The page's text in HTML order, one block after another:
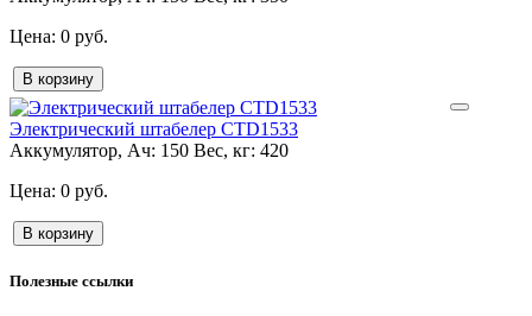
0 руб.
В корзину
Электрический штабелер CTD1533
Аккумулятор, Ач: 150 Вес, кг: 420
0 руб.
В корзину
Полезные ссылки